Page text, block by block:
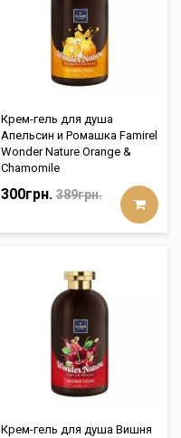
Крем-гель для душа
Апельсин и Ромашка Famirel
Wonder Nature Orange &
Chamomile
300грн. 389грн.
Крем-гель для душа Вишня